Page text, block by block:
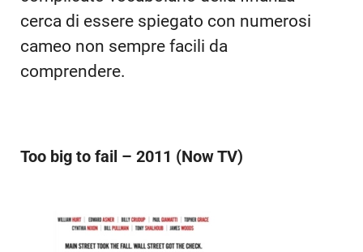
cerca di essere spiegato con numerosi
cameo non sempre facili da
comprendere.
Too big to fail – 2011 (Now TV)